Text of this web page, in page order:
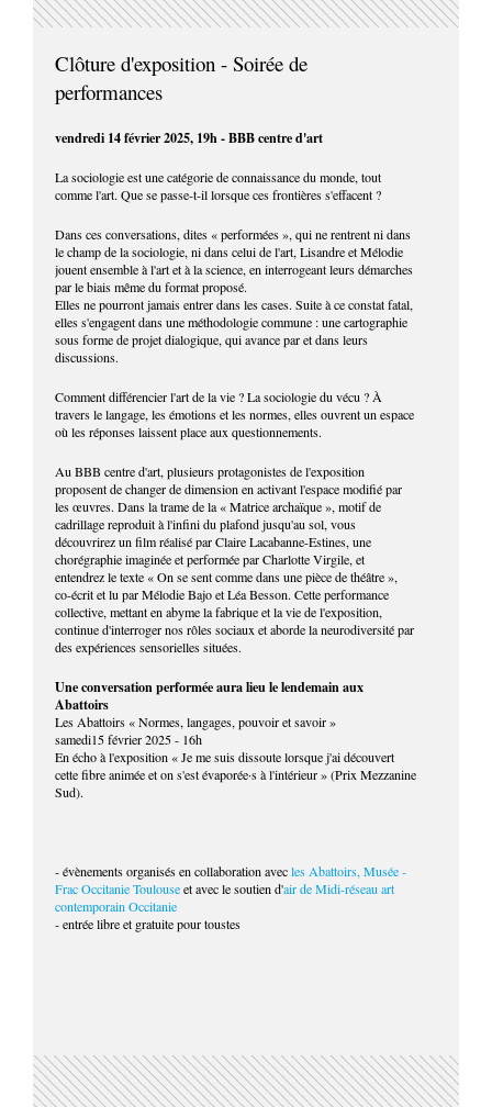
Clôture d'exposition - Soirée de
performances
vendredi 14 février 2025, 19h - BBB centre d'art
La sociologie est une catégorie de connaissance du monde, tout
comme l'art. Que se passe-t-il lorsque ces frontières s'effacent ?
Dans ces conversations, dites « performées », qui ne rentrent ni dans
le champ de la sociologie, ni dans celui de l'art, Lisandre et Mélodie
jouent ensemble à l'art et à la science, en interrogeant leurs démarches
par le biais même du format proposé.
Elles ne pourront jamais entrer dans les cases. Suite à ce constat fatal,
elles s'engagent dans une méthodologie commune : une cartographie
sous forme de projet dialogique, qui avance par et dans leurs
discussions.
Comment différencier l'art de la vie ? La sociologie du vécu ? À
travers le langage, les émotions et les normes, elles ouvrent un espace
où les réponses laissent place aux questionnements.
Au BBB centre d'art, plusieurs protagonistes de l'exposition
proposent de changer de dimension en activant l'espace modifié par
les œuvres. Dans la trame de la « Matrice archaïque », motif de
cadrillage reproduit à l'infini du plafond jusqu'au sol, vous
découvrirez un film réalisé par Claire Lacabanne-Estines, une
chorégraphie imaginée et performée par Charlotte Virgile, et
entendrez le texte « On se sent comme dans une pièce de théâtre »,
co-écrit et lu par Mélodie Bajo et Léa Besson. Cette performance
collective, mettant en abyme la fabrique et la vie de l'exposition,
continue d'interroger nos rôles sociaux et aborde la neurodiversité par
des expériences sensorielles situées.
Une conversation performée aura lieu le lendemain aux
Abattoirs
Les Abattoirs « Normes, langages, pouvoir et savoir »
samedi15 février 2025 - 16h
En écho à l'exposition « Je me suis dissoute lorsque j'ai découvert
cette fibre animée et on s'est évaporée·s à l'intérieur » (Prix Mezzanine
Sud).
- évènements organisés en collaboration avecles Abattoirs, Musée -
Frac Occitanie Toulouseet avec le soutien d'air de Midi-réseau art
contemporain Occitanie
- entrée libre et gratuite pour toustes